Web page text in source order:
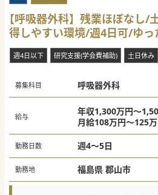
【呼吸器外科】残業ほぼなし/
得しやすい環境/週4日可/ゆっ
週4日以下 研究支援(学会費補助) 土日休み
募集科目 呼吸器外科
給与
年収1,300万円～
月給108万円～125
勤務日数 週4～5日
勤務地 福島県 郡山市